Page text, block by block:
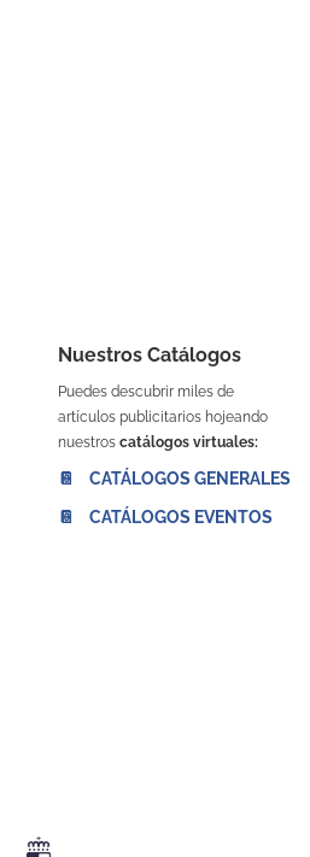
Nuestros Catálogos
Puedes descubrir miles de
artículos publicitarios hojeando
nuestros catálogos virtuales:
📔 CATÁLOGOS GENERALES
📔 CATÁLOGOS EVENTOS